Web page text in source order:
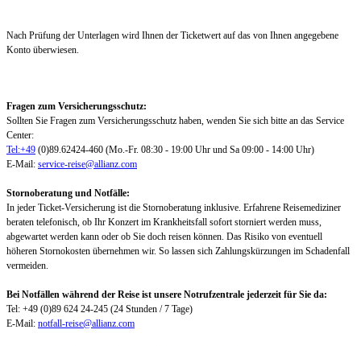
Nach Prüfung der Unterlagen wird Ihnen der Ticketwert auf das von Ihnen angegebene
Konto überwiesen.
Fragen zum Versicherungsschutz:
Sollten Sie Fragen zum Versicherungsschutz haben, wenden Sie sich bitte an das Service
Center:
Tel:+49 (0)89.62424-460 (Mo.-Fr. 08:30 - 19:00 Uhr und Sa 09:00 - 14:00 Uhr)
E-Mail: service-reise@allianz.com
Stornoberatung und Notfälle:
In jeder Ticket-Versicherung ist die Stornoberatung inklusive. Erfahrene Reisemediziner
beraten telefonisch, ob Ihr Konzert im Krankheitsfall sofort storniert werden muss,
abgewartet werden kann oder ob Sie doch reisen können. Das Risiko von eventuell
höheren Stornokosten übernehmen wir. So lassen sich Zahlungskürzungen im Schadenfall
vermeiden.
Bei Notfällen während der Reise ist unsere Notrufzentrale jederzeit für Sie da:
Tel: +49 (0)89 624 24-245 (24 Stunden / 7 Tage)
E-Mail: notfall-reise@allianz.com